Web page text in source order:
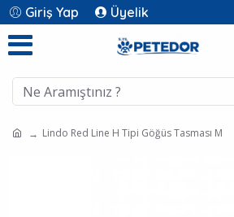
Giriş Yap Üyelik
Lindo Red Line H Tipi Göğüs Tasması M